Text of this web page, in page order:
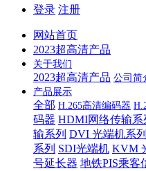
登录 注册
网站首页
2023超高清产品
关于我们
2023超高清产品 公司简
产品展示
全部 H.265高清编码器
码器 HDMI网络传输系
输系列 DVI 光端机系列
系列 SDI光端机 KVM
号延长器 地铁PIS乘客